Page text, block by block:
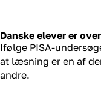
Danske elever er
Ifølge PISA-
at læsning er en af
andre.